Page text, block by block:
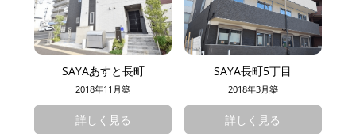
SAYAあすと長町
2018年11月築
詳しく見る
SAYA長町5丁目
2018年3月築
詳しく見る